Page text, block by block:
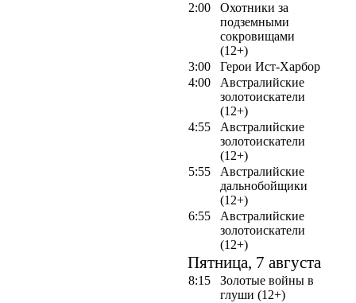
2:00
Охотники за
подземными
сокровищами
(12+)
3:00
Герои Ист-Харбор
4:00
Австралийские
золотоискатели
(12+)
4:55
Австралийские
золотоискатели
(12+)
5:55
Австралийские
дальнобойщики
(12+)
6:55
Австралийские
золотоискатели
(12+)
Пятница, 7 августа
8:15
Золотые войны в
глуши (12+)